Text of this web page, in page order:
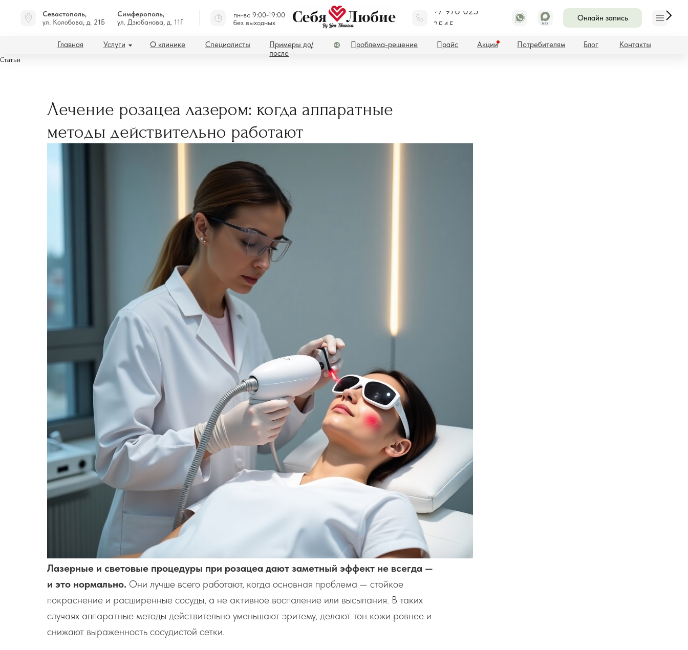
Севастополь,
ул. Колобова, д. 21Б
ул. Дзюбанова, д. 11Г
пн-вс 9:00-19:00
без выходных
Симферополь, Онлайн запись
+7 978 025
2545
Услуги О клинике Специалисты Примеры до/
после
Проблема-решение Акции
Главная Потребителям Блог
Статьи
Лечение розацеа лазером: когда аппаратные
методы действительно работают
Лазерные и световые процедуры при розацеа дают заметный эффект не всегда —
и это нормально. Они лучше всего работают, когда основная проблема — стойкое
покраснение и расширенные сосуды, а не активное воспаление или высыпания. В таких
случаях аппаратные методы действительно уменьшают эритему, делают тон кожи ровнее и
снижают выраженность сосудистой сетки.